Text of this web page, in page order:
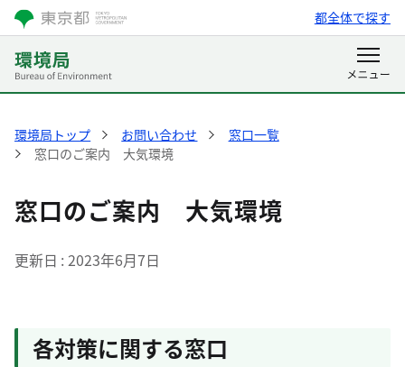
都全体で探す
環境局トップ お問い合わせ
窓口一覧
窓口のご案内 大気環境
窓口のご案内 大気環境
更新日 2023年6月7日
各対策に関する窓口